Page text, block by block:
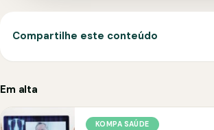
Compartilhe este conteúdo
Em alta
KOMPA SAÚDE